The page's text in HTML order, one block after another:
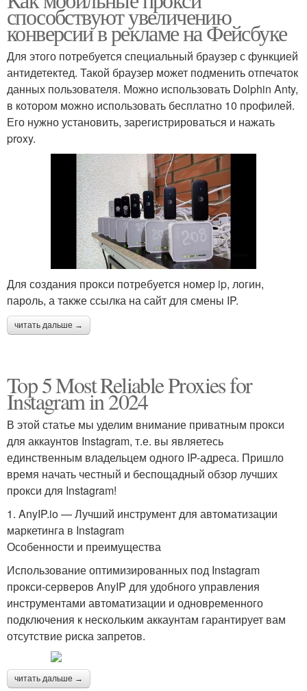
способствуют увеличению
конверсии в рекламе на Фейсбуке
Для этого потребуется специальный браузер с функцией
антидетектед. Такой браузер может подменить отпечаток
данных пользователя. Можно использовать Dolphin Anty,
в котором можно использовать бесплатно 10 профилей.
Его нужно установить, зарегистрироваться и нажать
proxy.
Для создания прокси потребуется номер ip, логин,
пароль, а также ссылка на сайт для смены IP.
читать дальше →
Top 5 Most Reliable Proxies for
Instagram in 2024
В этой статье мы уделим внимание приватным прокси
для аккаунтов Instagram, т.е. вы являетесь
единственным владельцем одного IP-адреса. Пришло
время начать честный и беспощадный обзор лучших
прокси для Instagram!
1. AnyIP.io — Лучший инструмент для автоматизации
маркетинга в Instagram
Особенности и преимущества
Использование оптимизированных под Instagram
прокси-серверов AnyIP для удобного управления
инструментами автоматизации и одновременного
подключения к нескольким аккаунтам гарантирует вам
отсутствие риска запретов.
читать дальше →